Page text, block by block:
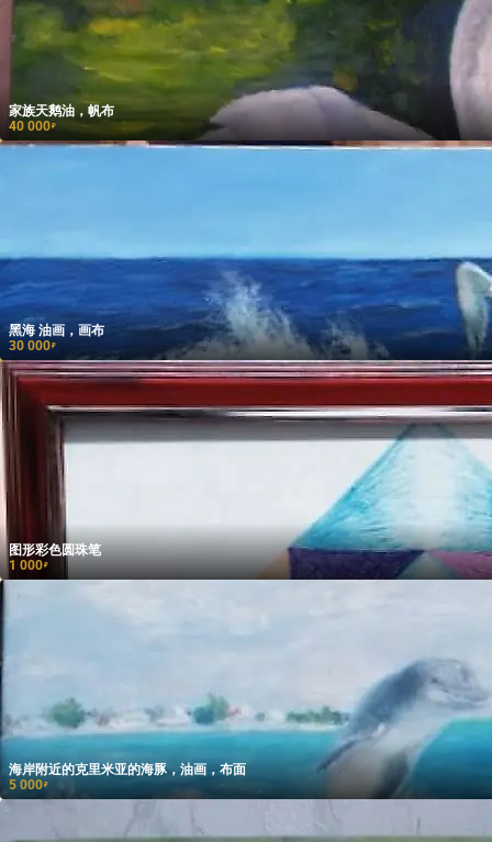
家族天鹅油，帆布
40 000₽
黑海 油画，画布
30 000₽
图形彩色圆珠笔
1 000₽
海岸附近的克里米亚的海豚，油画，布面
5 000₽